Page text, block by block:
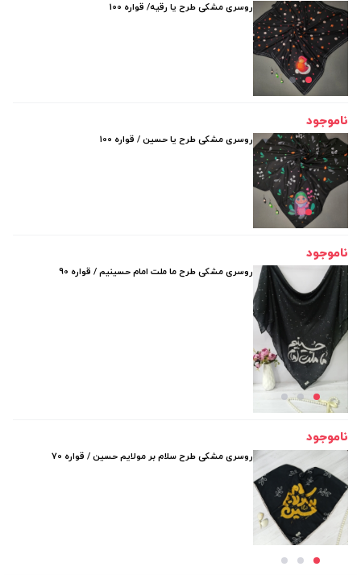
روسری مشکی طرح یا رقیه/ قواره 100
ناموجود
روسری مشکی طرح یا حسین / قواره 100
ناموجود
روسری مشکی طرح ما ملت امام حسینیم / قواره 90
ناموجود
روسری مشکی طرح سلام بر مولایم حسین / قواره 70